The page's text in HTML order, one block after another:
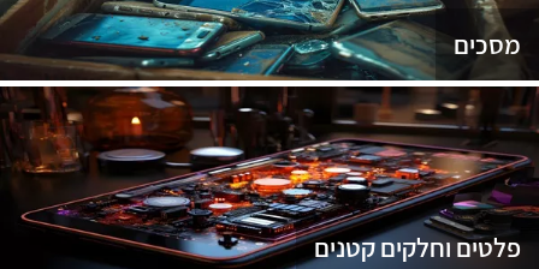
מסכים
פלטים וחלקים קטנים